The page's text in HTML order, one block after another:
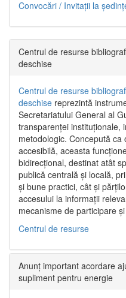
Convocări / Invitaţii la
Centrul de resurse
deschise
Centrul de resurse
deschise reprezintă
Secretariatului General al
transparenței instituționale,
metodologic. Concepută
accesibilă, aceasta
bidirecțional, destinat atât
publică centrală și locală,
și bune practici, cât și
accesului la informații
mecanisme de participare
Centrul de resurse
Anunț important acordare
supliment pentru energie